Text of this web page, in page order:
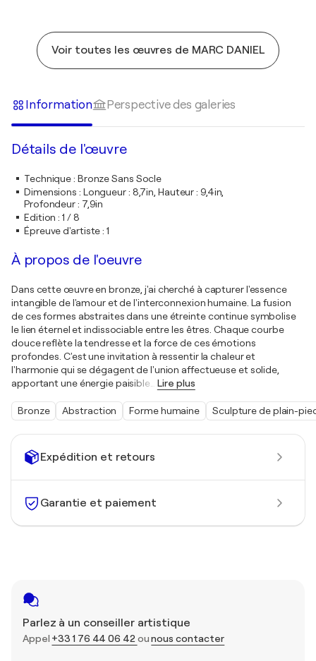
Expédition et retours
Garantie et paiement
Parlez à un conseiller artistique
Appel +33 1 76 44 06 42 ounous contacter
Voir toutes les œuvres de MARC DANIEL
Information Perspective des galeries
Détails de l'œuvre
Technique: Bronze Sans Socle
Dimensions : Longueur : 8,7in, Hauteur : 9,4in,
Profondeur : 7,9in
Edition :1 / 8
Épreuve d'artiste:1
À propos de l'oeuvre
Dans cette œuvre en bronze, j'ai cherché à capturer l'essence
intangible de l'amour et de l'interconnexion humaine. La fusion
de ces formes abstraites dans une étreinte continue symbolise
le lien éternel et indissociable entre les êtres. Chaque courbe
douce reflète la tendresse et la force de ces émotions
profondes. C'est une invitation à ressentir la chaleur et
l'harmonie qui se dégagent de l'union affectueuse et solide,
apportant une énergie paisible
Lire plus
Bronze Abstraction Forme humaine Sculpture de plain-